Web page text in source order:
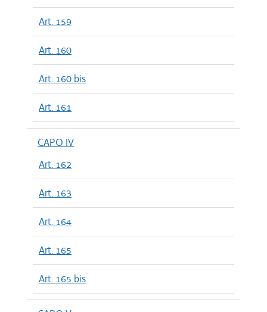
Art. 159
Art. 160
Art. 160 bis
Art. 161
CAPO IV
Art. 162
Art. 163
Art. 164
Art. 165
Art. 165 bis